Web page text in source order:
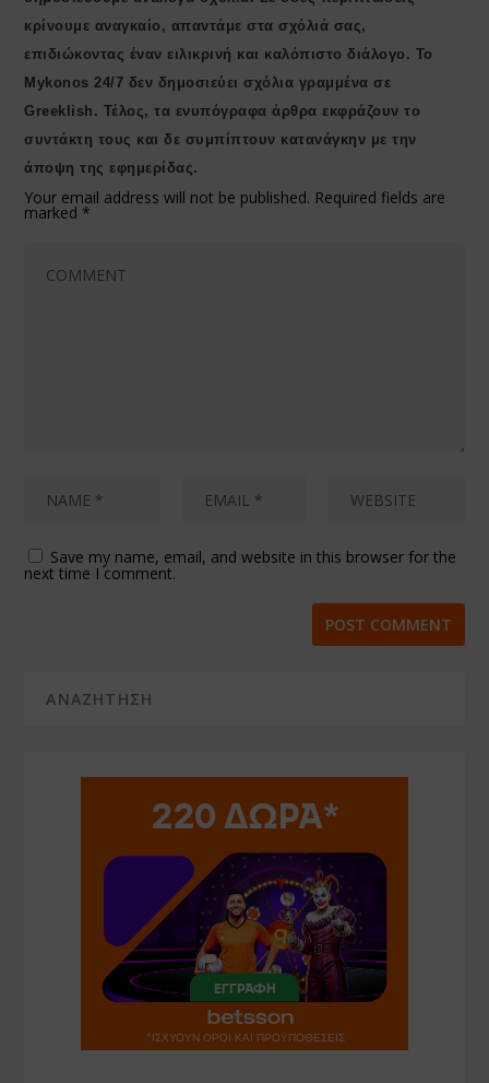
κρίνουμε αναγκαίο, απαντάμε στα σχόλιά σας,
επιδιώκοντας έναν ειλικρινή και καλόπιστο διάλογο. Το
Μykonos 24/7 δεν δημοσιεύει σχόλια γραμμένα σε
Greeklish. Τέλος, τα ενυπόγραφα άρθρα εκφράζουν το
συντάκτη τους και δε συμπίπτουν κατανάγκην με την
άποψη της εφημερίδας.
Your email address will not be published. Required fields are
marked *
Save my name, email, and website in this browser for the
next time I comment.